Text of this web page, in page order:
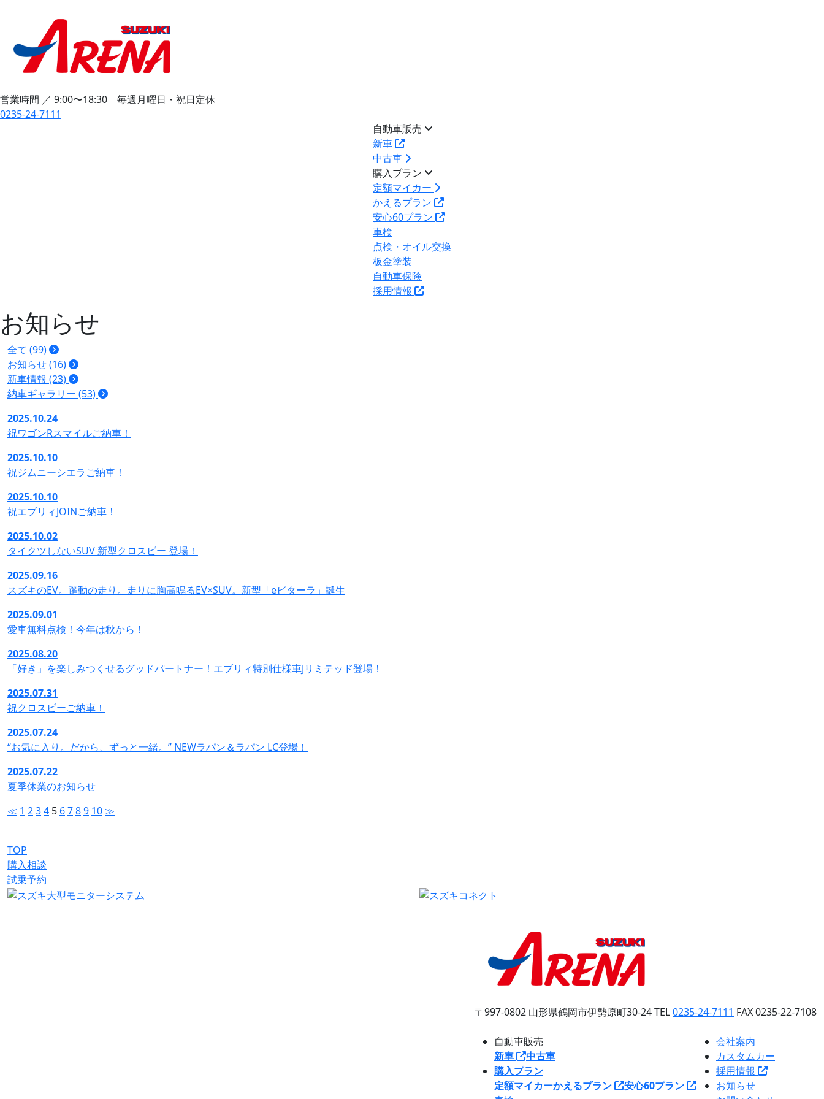
営業時間 ／ 9:00〜18:30 毎週月曜日・祝日定休
0235-24-7111
自動車販売
新車
中古車
購入プラン
定額マイカー
かえるプラン
安心60プラン
車検
点検・オイル交換
板金塗装
自動車保険
採用情報
お知らせ
全て (99)
お知らせ (16)
新車情報 (23)
納車ギャラリー (53)
2025.10.24
祝ワゴンRスマイルご納車！
2025.10.10
祝ジムニーシエラご納車！
2025.10.10
祝エブリィJOINご納車！
2025.10.02
タイクツしないSUV 新型クロスビー 登場！
2025.09.16
スズキのEV。躍動の走り。走りに胸高鳴るEV×SUV。新型「eビターラ」誕生
2025.09.01
愛車無料点検！今年は秋から！
2025.08.20
「好き」を楽しみつくせるグッドパートナー！エブリィ特別仕様車Jリミテッド登場！
2025.07.31
祝クロスビーご納車！
2025.07.24
“お気に入り。だから、ずっと一緒。” NEWラパン＆ラパン LC登場！
2025.07.22
夏季休業のお知らせ
≪ 1 234 5 6789 10≫
TOP
購入相談
試乗予約
〒997-0802 山形県鶴岡市伊勢原町30-24TEL0235-24-7111 FAX 0235-22-7108
自動車販売
新車
中古車
購入プラン
定額マイカーかえるプラン
安心60プラン
会社案内
カスタムカー
採用情報
お知らせ